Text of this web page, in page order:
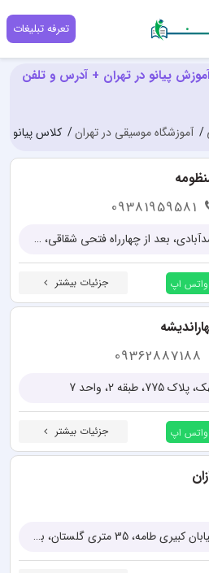
تعرفه تبلیغات
پیانو در تهران + آدرس و تلفن
آموزشگاه موسیقی در تهران کلاس پیانو
09381959581
تهران، یوسف آباد، خیابان اسدآبادی، بعد از چهارراه فتحی شقاقی، پلاک 25 و 27
واتس اپ جزئیات بیشتر
09362887188
2، واحد 7
واتس اپ جزئیات بیشتر
تهران، بزرگراه همت غرب، خیابان کبیری طامه، 35 متری گلستان، بین شاهین شمالی و ستاری، کوچه گل لاله، نبش کوچه سوم، پلاک 1، طبقه 4 و 5